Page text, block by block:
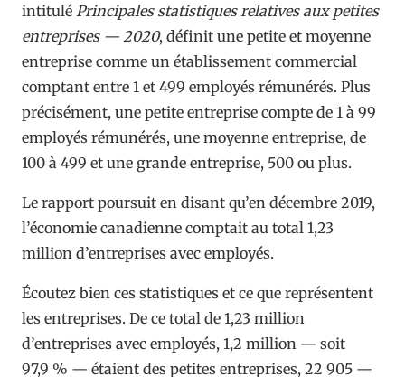
intitulé Principales statistiques relatives aux petites
entreprises — 2020, définit une petite et moyenne
entreprise comme un établissement commercial
comptant entre 1 et 499 employés rémunérés. Plus
précisément, une petite entreprise compte de 1 à 99
employés rémunérés, une moyenne entreprise, de
100 à 499 et une grande entreprise, 500 ou plus.
Le rapport poursuit en disant qu’en décembre 2019,
l’économie canadienne comptait au total 1,23
million d’entreprises avec employés.
Écoutez bien ces statistiques et ce que représentent
les entreprises. De ce total de 1,23 million
d’entreprises avec employés, 1,2 million — soit
97,9 % — étaient des petites entreprises, 22 905 —